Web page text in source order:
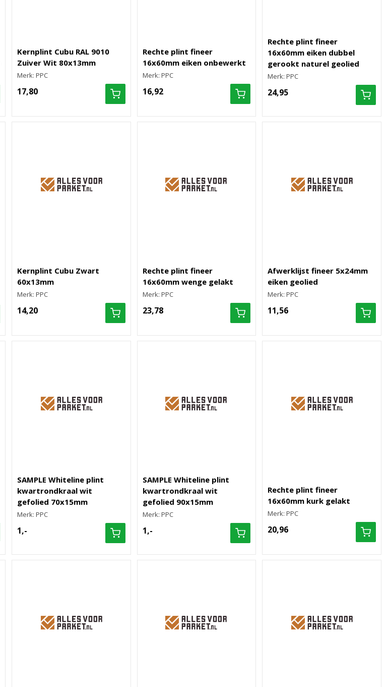
Kernplint Cubu RAL 9010
Zuiver Wit 80x13mm
Merk: PPC
17,80
Rechte plint fineer
16x60mm eiken onbewerkt
Merk: PPC
16,92
Rechte plint fineer
16x60mm eiken dubbel
gerookt naturel geolied
Merk: PPC
24,95
Kernplint Cubu Zwart
60x13mm
Merk: PPC
14,20
Rechte plint fineer
16x60mm wenge gelakt
Merk: PPC
23,78
Afwerklijst fineer 5x24mm
eiken geolied
Merk: PPC
11,56
SAMPLE Whiteline plint
kwartrondkraal wit
gefolied 70x15mm
Merk: PPC
1,-
SAMPLE Whiteline plint
kwartrondkraal wit
gefolied 90x15mm
Merk: PPC
1,-
Rechte plint fineer
16x60mm kurk gelakt
Merk: PPC
20,96